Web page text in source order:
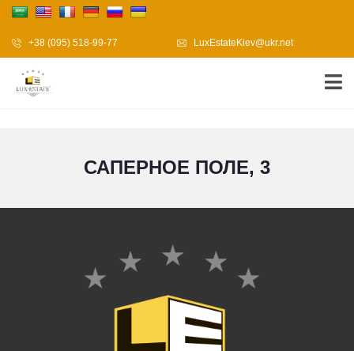
+38 (095) 518-99-77 LuxEstateKiev@ukr.net
САПЕРНОЕ ПОЛЕ, 3